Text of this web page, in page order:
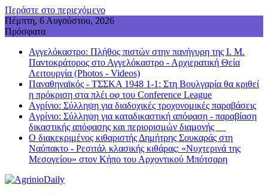
Περάστε στο περιεχόμενο
Πέμπτη, 6 Αυγούστου, 2026
Πρόσφατα
Αγγελόκαστρο: Πλήθος πιστών στην πανήγυρη της Ι. Μ.
Παντοκράτορος στο Αγγελόκαστρο - Αρχιερατική Θεία
Λειτουργία (Photos - Videos)
Παναθηναϊκός - ΤΣΣΚΑ 1948 1-1: Στη Βουλγαρία θα κριθεί
η πρόκριση στα πλέι οφ του Conference League
Aγρίνιο: Σύλληψη για διαδοχικές τροχονομικές παραβάσεις
Aγρίνιο: Σύλληψη για καταδικαστική απόφαση - παραβίαση
δικαστικής απόφασης και περιορισμών διαμονής
Ο διακεκριμένος κιθαριστής Δημήτρης Σουκαράς στη
Ναύπακτο - Ρεσιτάλ κλασικής κιθάρας: «Νυχτερινά της
Μεσογείου» στον Κήπο του Αρχοντικού Μπότσαρη